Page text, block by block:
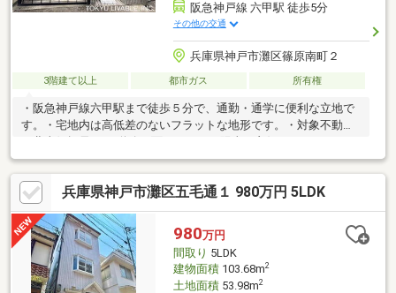
阪急神戸線 六甲駅 徒歩5分
その他の交通
兵庫県神戸市灘区篠原南町２
3階建て以上 都市ガス 所有権
・阪急神戸線六甲駅まで徒歩５分で、通勤・通学に便利な立地で
す。・宅地内は高低差のないフラットな地形です。・対象不動産
ン・浴室・洗面室・お手洗いなど各種水回りには窓が設置されて
おり、湿気や臭いがこもりにくく、衛生的です。・システムキッ
チンは、リビングを見渡せるカウンター式・1階と2階にトイレが
あります。・１台分のカースペース有り。・阪急オアシス 六甲
店…徒歩5分・グルメシティ 灘店…徒歩8分・ファミリーマート 灘
神前町店…徒歩5分・セブン-イレブン 神戸篠原南町４丁目店…徒歩
5分
兵庫県神戸市灘区五毛通１ 980万円 5LDK
980万円
間取り 5LDK
建物面積103.68m2
土地面積53.98m2